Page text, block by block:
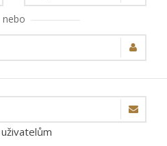
nebo